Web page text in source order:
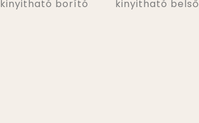
kinyitható borító
kinyitható belső